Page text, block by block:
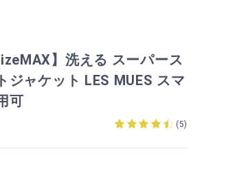
】洗える スーパース
ジャケット LES MUES スマ
可
(5)